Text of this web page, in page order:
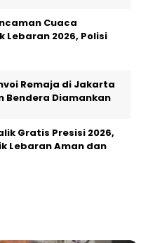
Cuaca
Lebaran 2026, Polisi
Remaja di Jakarta
Bendera Diamankan
Gratis Presisi 2026,
Lebaran Aman dan